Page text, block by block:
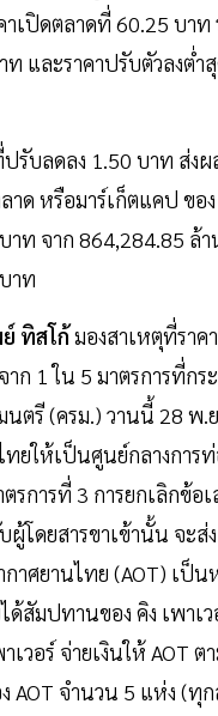
าเปิดตลาดที่ 60.25 บาท
ท และราคาปรับตัวลงต่ำ
รับลดลง 1.50 บาท ส่ง
าด หรือมาร์เก็ตแคป ของ
าท จาก 864,284.85 ล้
าท
ทิสโก้มองสาเหตุที่ราค
ก 1 ใน 5 มาตรการที่กร
ตรี (ครม.) วานนี้ 28 พ.
ทยให้เป็นศูนย์กลางการ
ตรการที่ 3 การยกเลิกข้
โดยสารขาเข้านั้น จะส่
าศยานไทย (AOT) เป็น
ด้สัมปทานของ คิง เพาเ
วอร์ จ่ายเงินให้ AOT ต
AOT จำนวน 5 แห่ง (ทุ